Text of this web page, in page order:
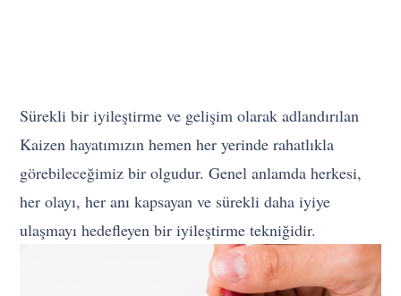
Sürekli bir iyileştirme ve gelişim olarak adlandırılan
Kaizen hayatımızın hemen her yerinde rahatlıkla
görebileceğimiz bir olgudur. Genel anlamda herkesi,
her olayı, her anı kapsayan ve sürekli daha iyiye
ulaşmayı hedefleyen bir iyileştirme tekniğidir.